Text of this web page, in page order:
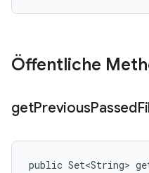
Öffentliche
getPreviousPassed
public Set<String>